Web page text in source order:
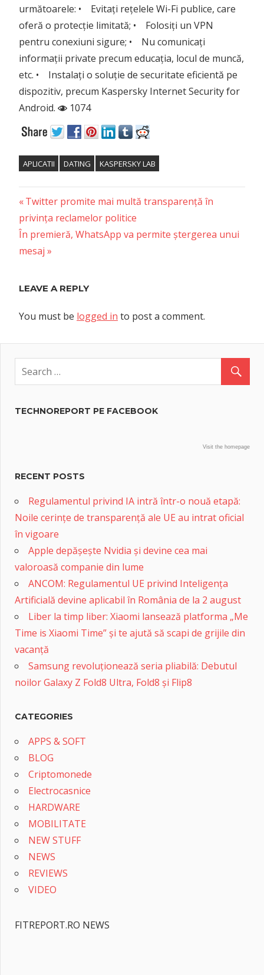
următoarele: • Evitați rețelele Wi-Fi publice, care
oferă o protecție limitată; • Folosiți un VPN
pentru conexiuni sigure; • Nu comunicați
informații private precum educația, locul de muncă,
etc. • Instalați o soluție de securitate eficientă pe
dispozitiv, precum Kaspersky Internet Security for
Android.
1074
APLICATII DATING KASPERSKY LAB
Post
navigation
Previous
Post:
Twitter promite mai multă transparență în
privința reclamelor politice
Next
Post:
În premieră, WhatsApp va permite ștergerea unui
mesaj
LEAVE A REPLY
You must be logged in to post a comment.
TECHNOREPORT PE FACEBOOK
Visit the homepage
RECENT POSTS
Regulamentul privind IA intră într-o nouă etapă:
Noile cerințe de transparență ale UE au intrat oficial
în vigoare
Apple depășește Nvidia și devine cea mai
valoroasă companie din lume
ANCOM: Regulamentul UE privind Inteligența
Artificială devine aplicabil în România de la 2 august
Liber la timp liber: Xiaomi lansează platforma „Me
Time is Xiaomi Time” și te ajută să scapi de grijile din
vacanță
Samsung revoluționează seria pliabilă: Debutul
noilor Galaxy Z Fold8 Ultra, Fold8 și Flip8
CATEGORIES
APPS & SOFT
BLOG
Criptomonede
Electrocasnice
HARDWARE
MOBILITATE
NEW STUFF
NEWS
REVIEWS
VIDEO
FITREPORT.RO NEWS